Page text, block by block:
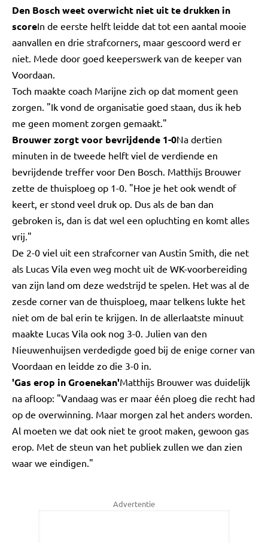
Den Bosch weet overwicht niet uit te drukken in
scoreIn de eerste helft leidde dat tot een aantal mooie
aanvallen en drie strafcorners, maar gescoord werd er
niet. Mede door goed keeperswerk van de keeper van
Voordaan.
Toch maakte coach Marijne zich op dat moment geen
zorgen. "Ik vond de organisatie goed staan, dus ik heb
me geen moment zorgen gemaakt."
Brouwer zorgt voor bevrijdende 1-0Na dertien
minuten in de tweede helft viel de verdiende en
bevrijdende treffer voor Den Bosch. Matthijs Brouwer
zette de thuisploeg op 1-0. "Hoe je het ook wendt of
keert, er stond veel druk op. Dus als de ban dan
gebroken is, dan is dat wel een opluchting en komt alles
vrij."
De 2-0 viel uit een strafcorner van Austin Smith, die net
als Lucas Vila even weg mocht uit de WK-voorbereiding
van zijn land om deze wedstrijd te spelen. Het was al de
zesde corner van de thuisploeg, maar telkens lukte het
niet om de bal erin te krijgen. In de allerlaatste minuut
maakte Lucas Vila ook nog 3-0. Julien van den
Nieuwenhuijsen verdedigde goed bij de enige corner van
Voordaan en leidde zo die 3-0 in.
'Gas erop in Groenekan'Matthijs Brouwer was duidelijk
na afloop: "Vandaag was er maar één ploeg die recht had
op de overwinning. Maar morgen zal het anders worden.
Al moeten we dat ook niet te groot maken, gewoon gas
erop. Met de steun van het publiek zullen we dan zien
waar we eindigen."
Advertentie